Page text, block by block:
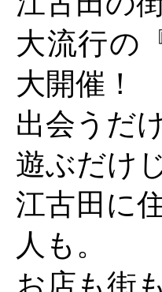
大流行の
大開催！
出会うだ
遊ぶだけ
江古田に
人も。
お店も街